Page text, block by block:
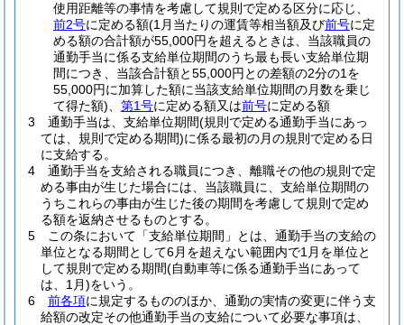
使用距離等の事情を考慮して規則で定める区分に応じ、
前2号に定める額(1月当たりの運賃等相当額及び前号に定
める額の合計額が55,000円を超えるときは、当該職員の
通勤手当に係る支給単位期間のうち最も長い支給単位期
間につき、当該合計額と55,000円との差額の2分の1を
55,000円に加算した額に当該支給単位期間の月数を乗じ
て得た額)
第1号に定める額又は前号に定める額
3
通勤手当は、支給単位期間(規則で定める通勤手当にあっ
ては、規則で定める期間)に係る最初の月の規則で定める日
に支給する。
4
通勤手当を支給される職員につき、離職その他の規則で定
める事由が生じた場合には、当該職員に、支給単位期間の
うちこれらの事由が生じた後の期間を考慮して規則で定め
る額を返納させるものとする。
5
この条において「支給単位期間」とは、通勤手当の支給の
単位となる期間として6月を超えない範囲内で1月を単位と
して規則で定める期間(自動車等に係る通勤手当にあって
は、1月)をいう。
6
前各項に規定するもののほか、通勤の実情の変更に伴う支
給額の改定その他通勤手当の支給について必要な事項は、